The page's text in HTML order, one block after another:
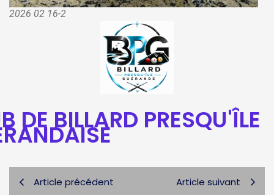
2026 02 16-2
DE BILLARD PRESQU'ÎLE
Article précédent Article suivant